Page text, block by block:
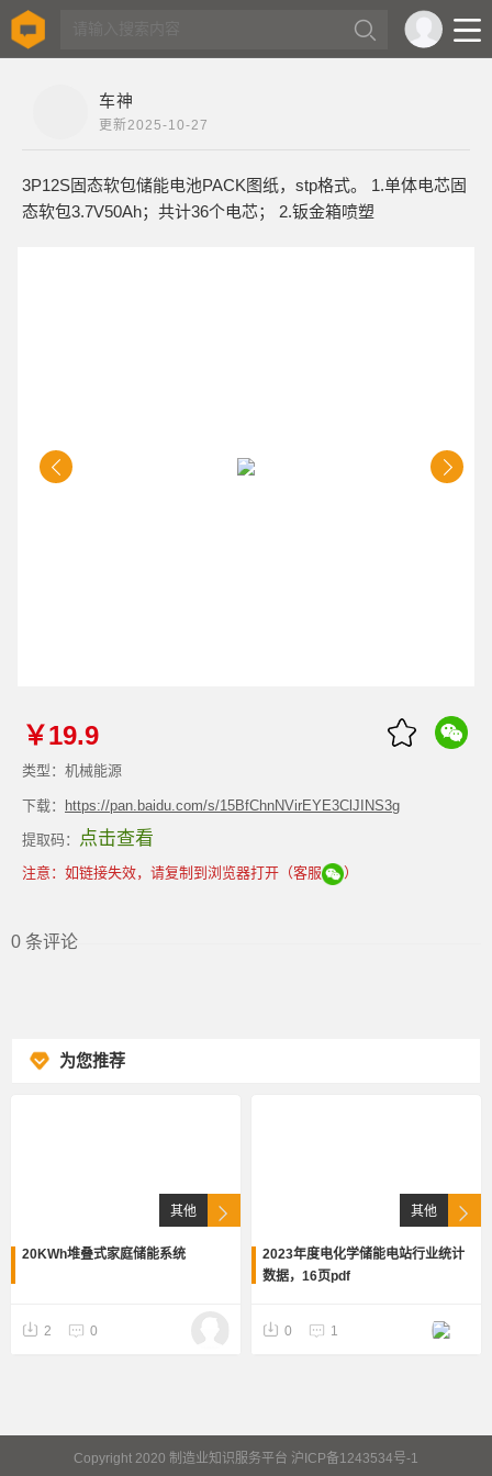
车神
更新2025-10-27
3P12S固态软包储能电池PACK图纸，stp格式。 1.单体电芯固
态软包3.7V50Ah；共计36个电芯； 2.钣金箱喷塑
￥19.9
类型：机械能源
下载： https://pan.baidu.com/s/15BfChnNVirEYE3ClJINS3g
提取码： 点击查看
注意：如链接失效，请复制到浏览器打开（客服 ）
0 条评论
为您推荐
其他
20KWh堆叠式家庭储能系统
2 0
其他
2023年度电化学储能电站行业统计
数据，16页pdf
0 1
Copyright 2020 制造业知识服务平台 沪ICP备1243534号-1